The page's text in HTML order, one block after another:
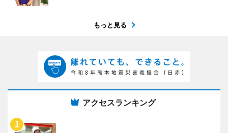
もっと見る
アクセスランキング